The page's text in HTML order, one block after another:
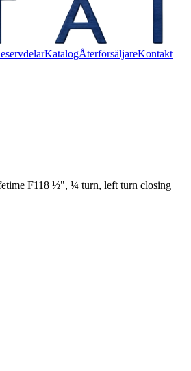
KatalogÅterförsäljareKontakt
F118 ½", ¼ turn, left turn closing